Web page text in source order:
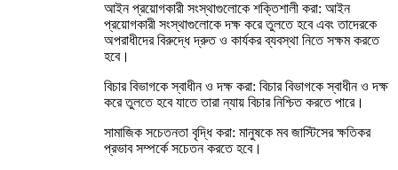
আইন প্রয়োগকারী সংস্থাগুলোকে শক্তিশালী করা: আইন
প্রয়োগকারী সংস্থাগুলোকে দক্ষ করে তুলতে হবে এবং তাদেরকে
অপরাধীদের বিরুদ্ধে দ্রুত ও কার্যকর ব্যবস্থা নিতে সক্ষম করতে
হবে।
বিচার বিভাগকে স্বাধীন ও দক্ষ করা: বিচার বিভাগকে স্বাধীন ও দক্ষ
করে তুলতে হবে যাতে তারা ন্যায় বিচার নিশ্চিত করতে পারে।
সামাজিক সচেতনতা বৃদ্ধি করা: মানুষকে মব জাস্টিসের ক্ষতিকর
প্রভাব সম্পর্কে সচেতন করতে হবে।